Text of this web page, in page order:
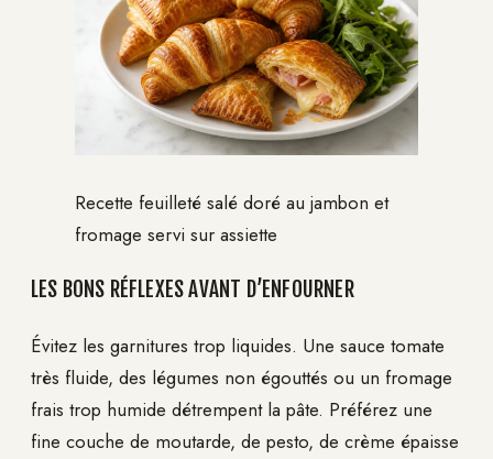
Recette feuilleté salé doré au jambon et
fromage servi sur assiette
LES BONS RÉFLEXES AVANT D’ENFOURNER
Évitez les garnitures trop liquides. Une sauce tomate
très fluide, des légumes non égouttés ou un fromage
frais trop humide détrempent la pâte. Préférez une
fine couche de moutarde, de pesto, de crème épaisse